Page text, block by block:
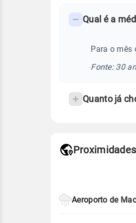
frequentes
temperatura
Qual é a
Para o mês
Fonte: 30
Quanto já
de Tempo
Proximidades
Aeroporto de